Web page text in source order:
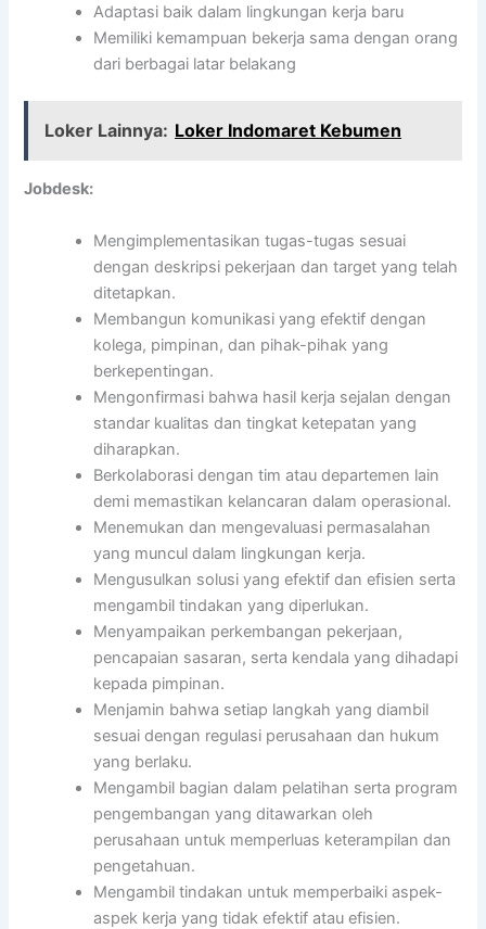
Adaptasi baik dalam lingkungan kerja baru
Memiliki kemampuan bekerja sama dengan orang
dari berbagai latar belakang
Loker Lainnya: Loker Indomaret Kebumen
Jobdesk:
Mengimplementasikan tugas-tugas sesuai
dengan deskripsi pekerjaan dan target yang telah
ditetapkan.
Membangun komunikasi yang efektif dengan
kolega, pimpinan, dan pihak-pihak yang
berkepentingan.
Mengonfirmasi bahwa hasil kerja sejalan dengan
standar kualitas dan tingkat ketepatan yang
diharapkan.
Berkolaborasi dengan tim atau departemen lain
demi memastikan kelancaran dalam operasional.
Menemukan dan mengevaluasi permasalahan
yang muncul dalam lingkungan kerja.
Mengusulkan solusi yang efektif dan efisien serta
mengambil tindakan yang diperlukan.
Menyampaikan perkembangan pekerjaan,
pencapaian sasaran, serta kendala yang dihadapi
kepada pimpinan.
Menjamin bahwa setiap langkah yang diambil
sesuai dengan regulasi perusahaan dan hukum
yang berlaku.
Mengambil bagian dalam pelatihan serta program
pengembangan yang ditawarkan oleh
perusahaan untuk memperluas keterampilan dan
pengetahuan.
Mengambil tindakan untuk memperbaiki aspek-
aspek kerja yang tidak efektif atau efisien.